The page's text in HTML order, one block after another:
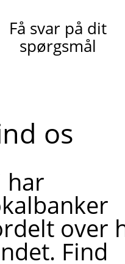
Få svar på dit
spørgsmål
os
har
over
Find